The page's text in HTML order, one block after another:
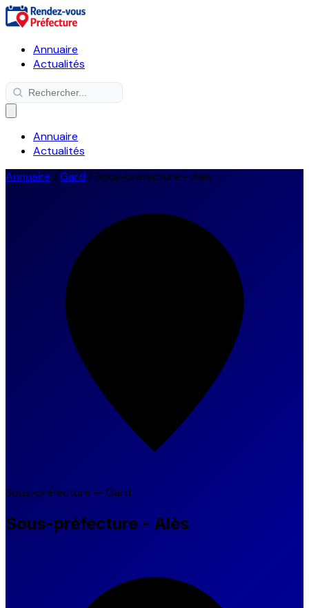
Annuaire
Actualités
Annuaire
Actualités
Annuaire /Gard / Sous-préfecture - Alès
Sous-préfecture — Gard
Sous-préfecture - Alès